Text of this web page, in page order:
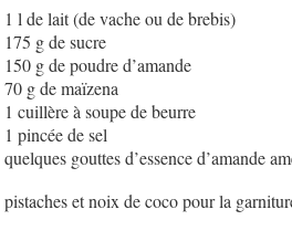
1 l de lait (de vache ou de brebis)
175 g de sucre
150 g de poudre d’amande
70 g de maïzena
1 cuillère à soupe de beurre
1 pincée de sel
quelques gouttes d’essence d’amande
pistaches et noix de coco pour la